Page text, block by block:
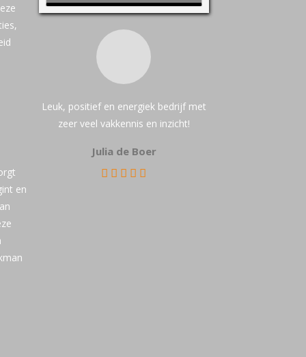
en
d
l
Leuk, positief en energiek bedrijf met
zeer veel vakkennis en inzicht!
Julia de Boer